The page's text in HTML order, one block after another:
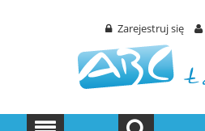
Zarejestruj się